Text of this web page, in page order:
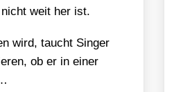
weit her ist.
wird, taucht Sin­ger
ob er in einer